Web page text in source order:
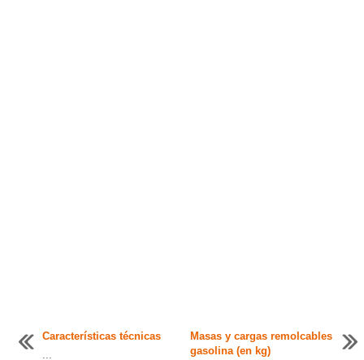
Características técnicas
Masas y cargas remolcables
gasolina (en kg)